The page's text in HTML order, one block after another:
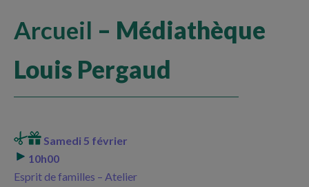
Arcueil – Médiathèque
Louis Pergaud
Samedi 5 février
10h00
Esprit de familles – Atelier